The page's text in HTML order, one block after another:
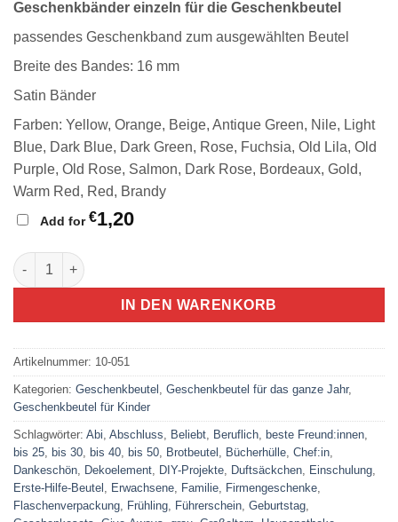
Geschenkbänder einzeln für die Geschenkbeutel
passendes Geschenkband zum ausgewählten Beutel
Breite des Bandes: 16 mm
Satin Bänder
Farben: Yellow, Orange, Beige, Antique Green, Nile, Light
Blue, Dark Blue, Dark Green, Rose, Fuchsia, Old Lila, Old
Purple, Old Rose, Salmon, Dark Rose, Bordeaux, Gold,
Warm Red, Red, Brandy
Add for€1,20
nachhaltiger Geschenkbeutel aus Stoff Piepshow Menge
IN DEN WARENKORB
Artikelnummer: 10-051
Kategorien: Geschenkbeutel Geschenkbeutel für das ganze Jahr,
Geschenkbeutel für Kinder
Schlagwörter: Abi Abschluss Beliebt Beruflich beste Freund:innen
bis 25 bis 30 bis 40 bis 50 Brotbeutel Bücherhülle Chef:in
Dankeschön Dekoelement DIY-Projekte Duftsäckchen Einschulung
Erste-Hilfe-Beutel
Erwachsene Familie Firmengeschenke
Flaschenverpackung Frühling Führerschein Geburtstag